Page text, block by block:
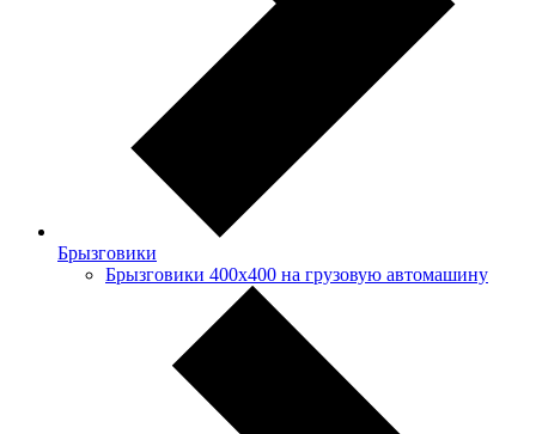
Брызговики
Брызговики 400х400 на грузовую автомашину